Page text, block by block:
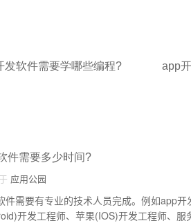
发软件需要学哪些编程? app
件需要多少时间?
应用公园
件需要有专业的技术人员完成。例如app
开发工程师、苹果(IOS)开发工程师、服